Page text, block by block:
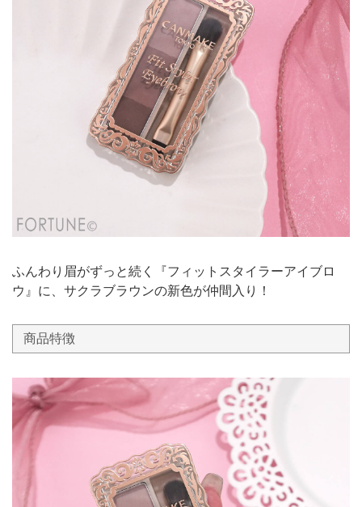
ふんわり眉がずっと続く『フィットスタイラーアイブロ
ウ』に、サクラブラウンの新色が仲間入り！
商品特徴